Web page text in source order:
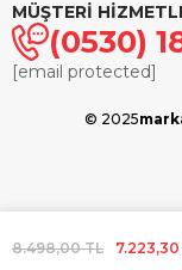
MÜŞTERİ
(0530)
[email protected]
© 2025
8.498,00 TL 7.223,30